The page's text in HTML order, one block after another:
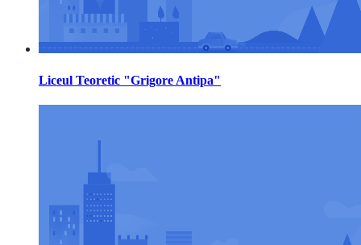
Liceul Teoretic "Grigore Antipa"